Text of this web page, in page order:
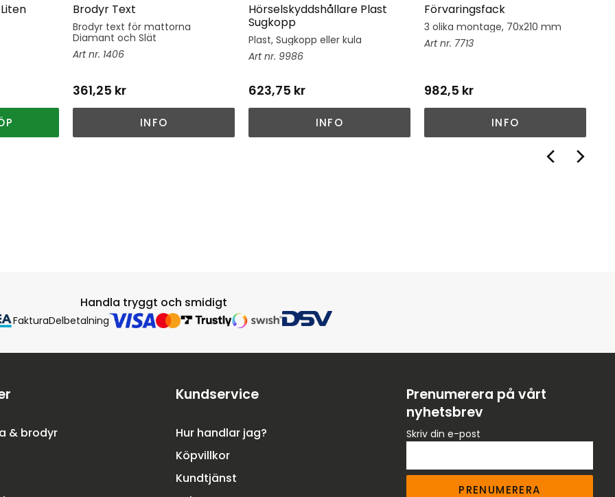
Brodyr Text
Brodyr text för mattorna
Diamant och Slät
1406
361,25 kr
INFO
Hörselskyddshållare Plast
Sugkopp
Plast, Sugkopp eller kula
9986
623,75 kr
INFO
Förvaringsfack
3 olika montage, 70x210 mm
7713
982,5 kr
INFO
Handla tryggt och smidigt
FakturaDelbetalning
Prenumerera på vårt
nyhetsbrev
Skriv din e-post
PRENUMERERA
& brodyr
Kundservice
Hur handlar jag?
Köpvillkor
Kundtjänst